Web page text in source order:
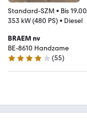
Standard-SZM • Bis
353 kW (480 PS) • Diesel
BRAEM nv
BE-8610 Handzame
4.2 Sterne
(55)